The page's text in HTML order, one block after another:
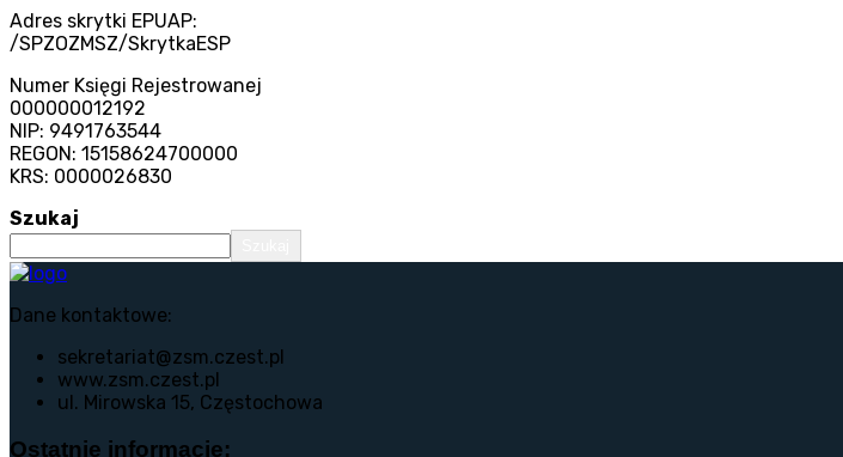
Adres skrytki EPUAP:
/SPZOZMSZ/SkrytkaESP
Numer Księgi Rejestrowanej
000000012192
NIP: 9491763544
REGON: 15158624700000
KRS: 0000026830
Szukaj
Dane kontaktowe:
sekretariat@zsm.czest.pl
www.zsm.czest.pl
ul. Mirowska 15, Częstochowa
Ostatnie informacje: